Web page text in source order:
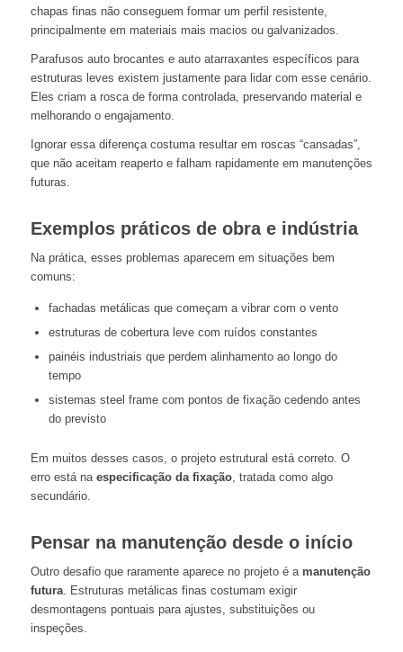
chapas finas não conseguem formar um perfil resistente,
principalmente em materiais mais macios ou galvanizados.
Parafusos auto brocantes e auto atarraxantes específicos para
estruturas leves existem justamente para lidar com esse cenário.
Eles criam a rosca de forma controlada, preservando material e
melhorando o engajamento.
Ignorar essa diferença costuma resultar em roscas “cansadas”,
que não aceitam reaperto e falham rapidamente em manutenções
futuras.
Exemplos práticos de obra e indústria
Na prática, esses problemas aparecem em situações bem
comuns:
fachadas metálicas que começam a vibrar com o vento
estruturas de cobertura leve com ruídos constantes
painéis industriais que perdem alinhamento ao longo do
tempo
sistemas steel frame com pontos de fixação cedendo antes
do previsto
Em muitos desses casos, o projeto estrutural está correto. O
erro está na especificação da fixação, tratada como algo
secundário.
Pensar na manutenção desde o início
Outro desafio que raramente aparece no projeto é a manutenção
futura. Estruturas metálicas finas costumam exigir
desmontagens pontuais para ajustes, substituições ou
inspeções.